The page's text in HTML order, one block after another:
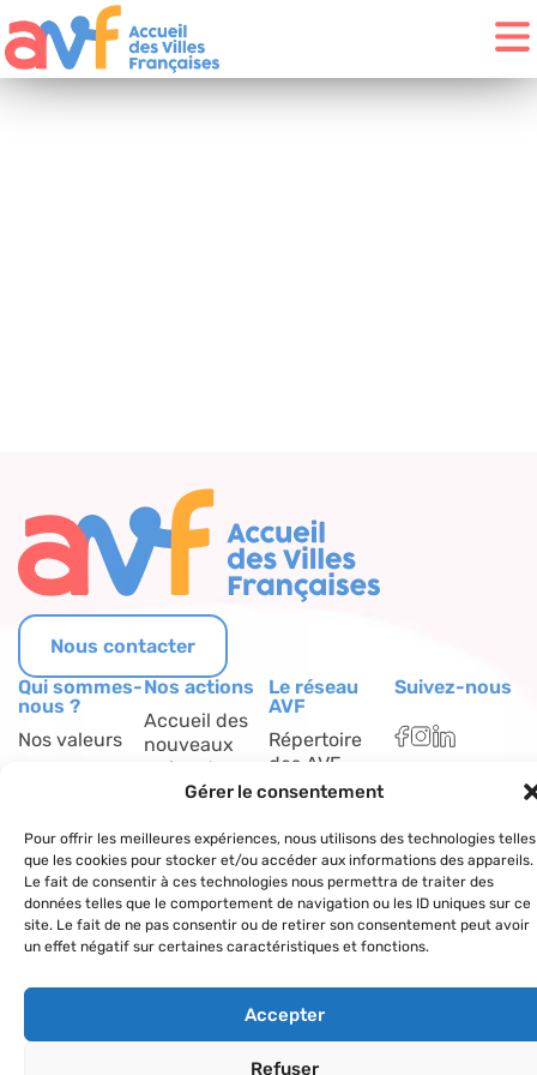
Gérer le consentement
Pour offrir les meilleures expériences, nous utilisons des technologies telles
que les cookies pour stocker et/ou accéder aux informations des appareils.
Le fait de consentir à ces technologies nous permettra de traiter des
données telles que le comportement de navigation ou les ID uniques sur ce
site. Le fait de ne pas consentir ou de retirer son consentement peut avoir
un effet négatif sur certaines caractéristiques et fonctions.
Accepter
Refuser
Nous contacter
Qui sommes-
nous ?
Nos valeurs
Nos
partenaires
Nos actions
Accueil des
nouveaux
arrivants
amicales
Sorties et
visites
loisirs
Le réseau
AVF
Répertoire
des AVF
l’actualité du
réseau
Suivez-nous
Copyright© 2024 – tous droits réservés.